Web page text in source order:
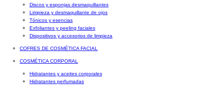
Discos y esponjas desmaquillantes
Limpieza y desmaquillante de ojos
Tónicos y esencias
Exfoliantes y peeling faciales
Dispositivos y accesorios de limpieza
COFRES DE COSMÉTICA FACIAL
COSMÉTICA CORPORAL
Hidratantes y aceites corporales
Hidratantes perfumadas